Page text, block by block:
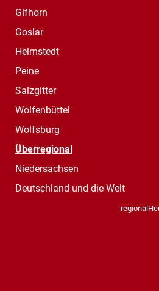
Gifhorn
Goslar
Helmstedt
Peine
Salzgitter
Wolfenbüttel
Wolfsburg
Überregional
Niedersachsen
Deutschland und die Welt